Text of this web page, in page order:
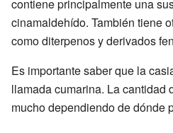
contiene principalmente una
cinamaldehído. También tiene
como diterpenos y derivados
Es importante saber que la
llamada cumarina. La cantidad
mucho dependiendo de dónde